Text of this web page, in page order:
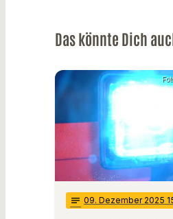
Das könnte Dich
notes 09. Dezember 2025